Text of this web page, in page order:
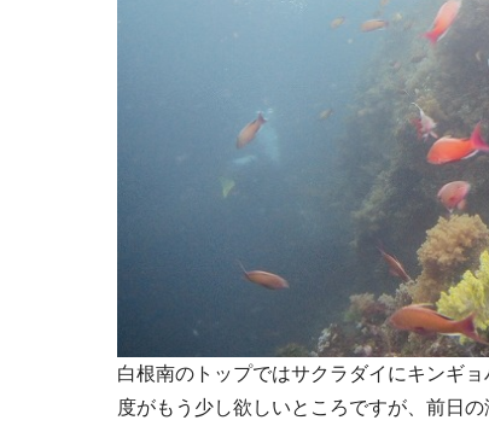
白根南のトップではサクラダイにキンギ
度がもう少し欲しいところですが、前日